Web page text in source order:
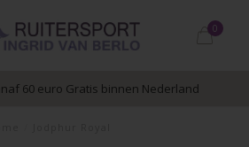
0
60 euro Gratis binnen Nederland